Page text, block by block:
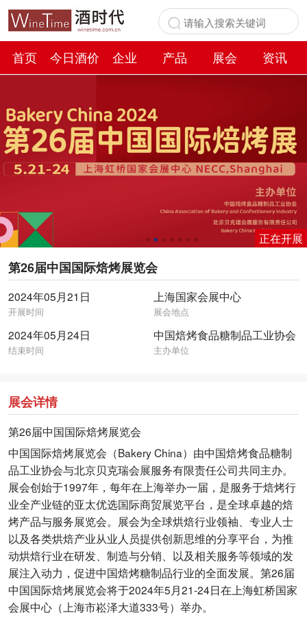
首页 今日酒价 企业 产品 展会
资讯
正在开展
第26届中国国际焙烤展览会
2024年05月21日
开展时间
上海国家会展中心
展会地点
2024年05月24日
结束时间
中国焙烤食品糖制品工业协会
主办单位
展会详情
第26届中国国际焙烤展览会
中国国际焙烤展览会（Bakery China）由中国焙烤食品糖制
品工业协会与北京贝克瑞会展服务有限责任公司共同主办。
展会创始于1997年，每年在上海举办一届，是服务于焙烤行
业全产业链的亚太优选国际商贸展览平台，是全球卓越的焙
烤产品与服务展览会。展会为全球烘焙行业领袖、专业人士
以及各类烘焙产业从业人员提供创新思维的分享平台，为推
动烘焙行业在研发、制造与分销、以及相关服务等领域的发
展注入动力，促进中国焙烤糖制品行业的全面发展。第26届
中国国际焙烤展览会将于2024年5月21-24日在上海虹桥国家
会展中心（上海市崧泽大道333号）举办。